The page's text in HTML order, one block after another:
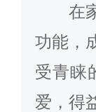
在
功能，
受青睐
爱，得